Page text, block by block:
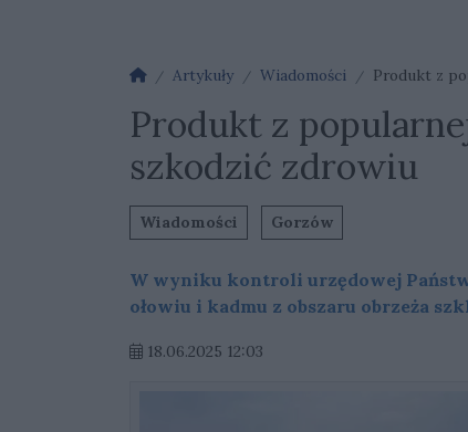
Strona główna
Artykuły Wiadomości Produkt z
Produkt z
szkodzić zdrowiu
Wiadomości Gorzów
W wyniku kontroli urzędowej
ołowiu i kadmu z obszaru obrzeża
18.06.2025 12:03